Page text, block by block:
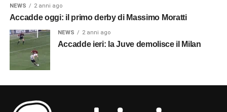
NEWS 2 anni ago
Accadde oggi: il primo derby di Massimo Moratti
NEWS 2 anni ago
Accadde ieri: la Juve demolisce il Milan